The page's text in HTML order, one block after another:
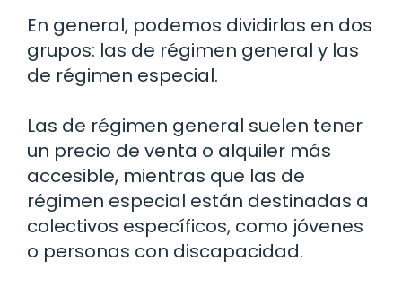
En general, podemos dividirlas en dos
grupos: las de régimen general y las
de régimen especial.
Las de régimen general suelen tener
un precio de venta o alquiler más
accesible, mientras que las de
régimen especial están destinadas a
colectivos específicos, como jóvenes
o personas con discapacidad.